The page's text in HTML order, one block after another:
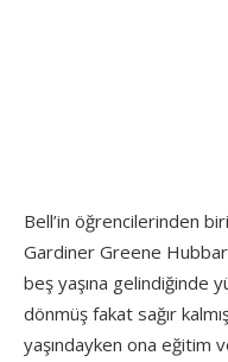
Bell’in öğrencilerinden
Gardiner Greene
beş yaşına gelindiğinde
dönmüş fakat sağır
yaşındayken ona eğitim